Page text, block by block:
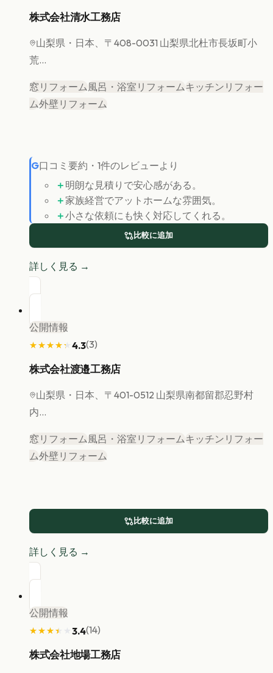
株式会社清水工務店
山梨県 ・日本、〒408-0031 山梨県北杜市長坂町小
荒...
窓リフォーム 風呂・浴室リフォームキッチンリフォー
ム外壁リフォーム
G口コミ要約 ・ 1件のレビューより
＋ 明朗な見積りで安心感がある。
＋ 家族経営でアットホームな雰囲気。
＋小さな依頼にも快く対応してくれる。
比較に追加
詳しく見る →
公開情報
★★★★★
★★★★★ 4.3(3)
株式会社渡邉工務店
山梨県 ・日本、〒401-0512 山梨県南都留郡忍野村
内...
窓リフォーム 風呂・浴室リフォームキッチンリフォー
ム外壁リフォーム
比較に追加
詳しく見る →
公開情報
★★★★★
★★★★★ 3.4(14)
株式会社地場工務店